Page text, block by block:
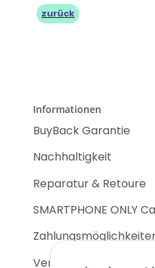
zurück
Informationen
BuyBack Garantie
Nachhaltigkeit
Reparatur & Retoure
SMARTPHONE ONLY
Versandinformationen